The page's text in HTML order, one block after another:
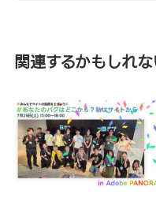
関連するかもしれ